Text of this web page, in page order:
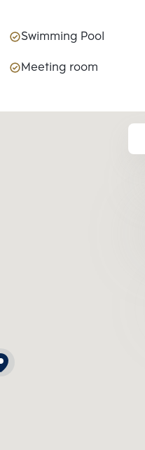
Swimming Pool
Meeting room